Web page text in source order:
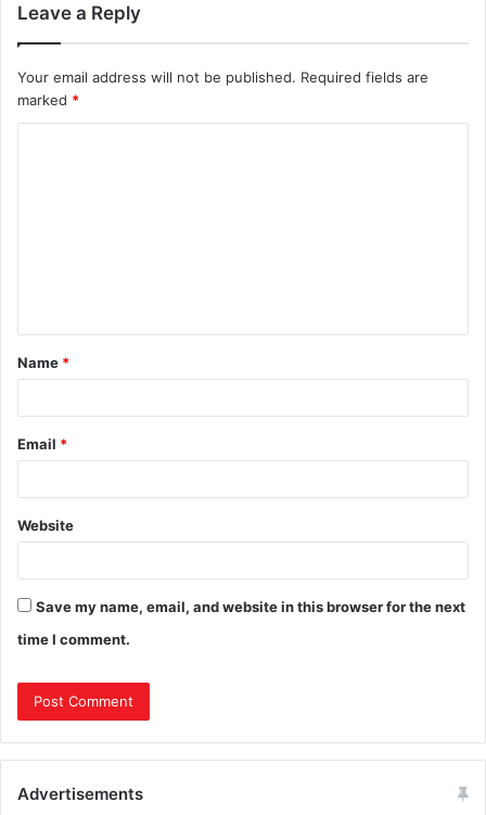
Leave a Reply
Your email address will not be published. Required fields are
marked *
Name *
Email *
Website
Save my name, email, and website in this browser for the next
time I comment.
Advertisements